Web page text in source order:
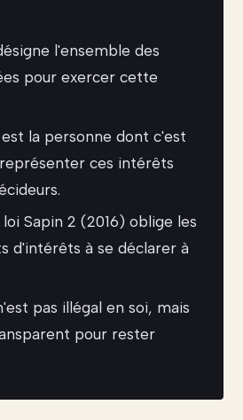
l'ensemble des
pour exercer cette
la personne dont c'est
ces intérêts
Sapin 2 (2016) oblige les
d'intérêts à se déclarer à
pas illégal en soi, mais
pour rester